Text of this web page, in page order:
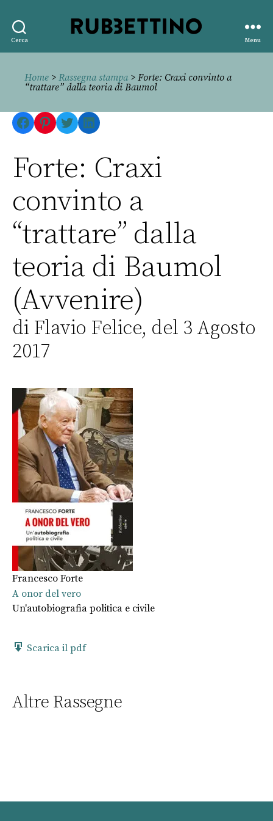
Cerca
editore
Menu
Home > Rassegna stampa> Forte: Craxi convinto a
“trattare” dalla teoria di Baumol
Facebook
Pinterest
TwitterLinkedIn
Forte: Craxi
convinto a
“trattare” dalla
teoria di Baumol
(Avvenire)
di Flavio Felice, del 3 Agosto
2017
Francesco Forte
A onor del vero
Un'autobiografia politica e civile
Scarica il pdf
Altre Rassegne